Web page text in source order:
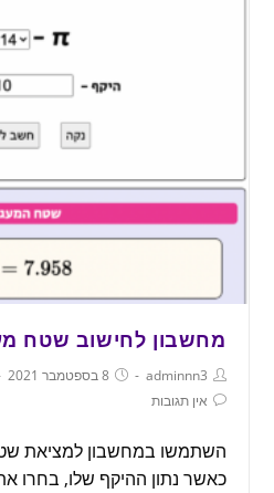
מחשבון לחישוב שטח
adminnn3 8 בספטמבר 2021
אין תגובות
השתמשו במחשבון למציאת